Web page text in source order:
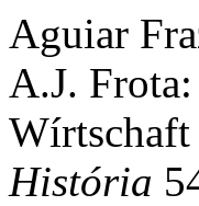
Aguiar
A.J.
Wírtschaft
História